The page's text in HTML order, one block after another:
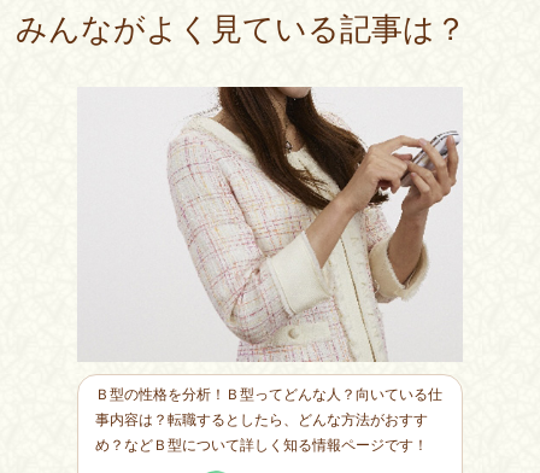
みんながよく見ている記事は？
Ｂ型の性格を分析！Ｂ型ってどんな人？向いている仕
事内容は？転職するとしたら、どんな方法がおすす
め？などＢ型について詳しく知る情報ページです！